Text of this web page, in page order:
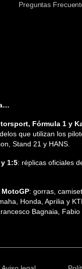
Preguntas
Fórmula 1 y
que utilizan los
Stand 21 y HANS.
1:5: réplicas oficiales
: gorras,
Honda, Aprilia y
Bagnaia,